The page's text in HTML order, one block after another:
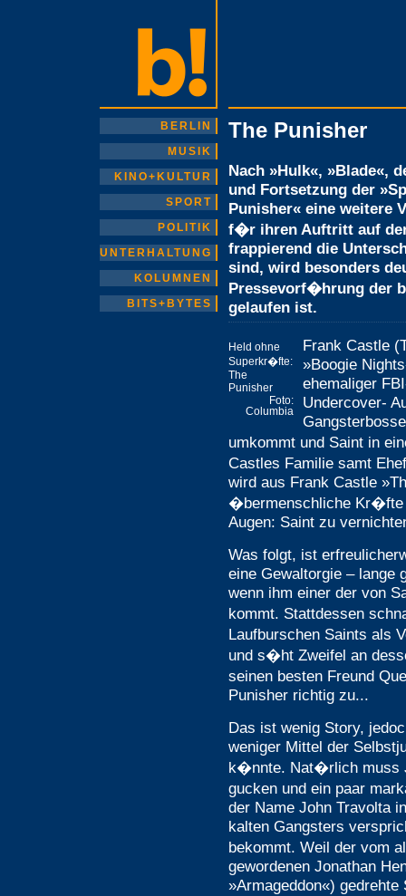
BERLIN
MUSIK
KINO+KULTUR
SPORT
POLITIK
UNTERHALTUNG
KOLUMNEN
BITS+BYTES
The Punisher
Nach »Hulk«, »Blade«,
und Fortsetzung der
Punisher« eine weitere
f�r ihren Auftritt auf
frappierend die
sind, wird besonders
Pressevorf�hrung der
gelaufen ist.
Held ohne
Superkr�fte:
The
Punisher
Foto:
Columbia
Frank Castle
»Boogie
ehemaliger
Undercover-
umkommt und Saint in
Castles Familie samt
wird aus Frank Castle
�bermenschliche Kr�fte
Augen: Saint zu
Was folgt, ist
eine Gewaltorgie – lange
wenn ihm einer der von
kommt. Stattdessen
Laufburschen Saints als
und s�ht Zweifel an
seinen besten Freund
Punisher richtig zu...
Das ist wenig Story,
weniger Mittel der
k�nnte. Nat�rlich muss
gucken und ein paar
der Name John Travolta
kalten Gangsters
bekommt. Weil der vom
gewordenen Jonathan
»Armageddon«)